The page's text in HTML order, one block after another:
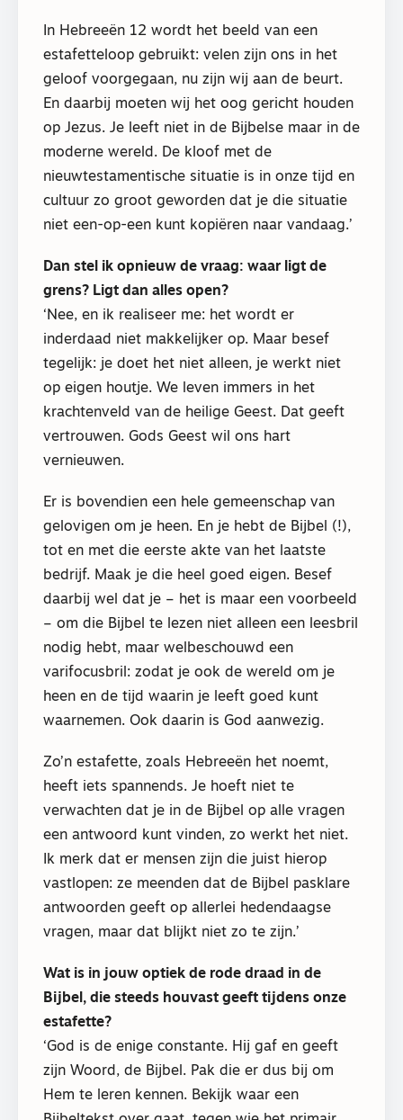
In Hebreeën 12 wordt het beeld van een
estafetteloop gebruikt: velen zijn ons in het
geloof voorgegaan, nu zijn wij aan de beurt.
En daarbij moeten wij het oog gericht houden
op Jezus. Je leeft niet in de Bijbelse maar in de
moderne wereld. De kloof met de
nieuwtestamentische situatie is in onze tijd en
cultuur zo groot geworden dat je die situatie
niet een-op-een kunt kopiëren naar vandaag.’
Dan stel ik opnieuw de vraag: waar ligt de
grens? Ligt dan alles open?
‘Nee, en ik realiseer me: het wordt er
inderdaad niet makkelijker op. Maar besef
tegelijk: je doet het niet alleen, je werkt niet
op eigen houtje. We leven immers in het
krachtenveld van de heilige Geest. Dat geeft
vertrouwen. Gods Geest wil ons hart
vernieuwen.
Er is bovendien een hele gemeenschap van
gelovigen om je heen. En je hebt de Bijbel (!),
tot en met die eerste akte van het laatste
bedrijf. Maak je die heel goed eigen. Besef
daarbij wel dat je – het is maar een voorbeeld
– om die Bijbel te lezen niet alleen een leesbril
nodig hebt, maar welbeschouwd een
varifocusbril: zodat je ook de wereld om je
heen en de tijd waarin je leeft goed kunt
waarnemen. Ook daarin is God aanwezig.
Zo’n estafette, zoals Hebreeën het noemt,
heeft iets spannends. Je hoeft niet te
verwachten dat je in de Bijbel op alle vragen
een antwoord kunt vinden, zo werkt het niet.
Ik merk dat er mensen zijn die juist hierop
vastlopen: ze meenden dat de Bijbel pasklare
antwoorden geeft op allerlei hedendaagse
vragen, maar dat blijkt niet zo te zijn.’
Wat is in jouw optiek de rode draad in de
Bijbel, die steeds houvast geeft tijdens onze
estafette?
‘God is de enige constante. Hij gaf en geeft
zijn Woord, de Bijbel. Pak die er dus bij om
Hem te leren kennen. Bekijk waar een